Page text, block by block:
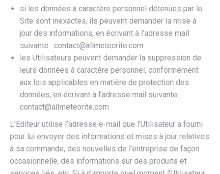
si les données à caractère personnel détenues par le
Site sont inexactes, ils peuvent demander la mise à
jour des informations, en écrivant à l’adresse mail
suivante : contact@allmeteorite.com
les Utilisateurs peuvent demander la suppression de
leurs données à caractère personnel, conformément
aux lois applicables en matière de protection des
données, en écrivant à l’adresse mail suivante :
contact@allmeteorite.com
L’Editeur utilise l’adresse e-mail que l’Utilisateur a fourni
pour lui envoyer des informations et mises à jour relatives
à sa commande, des nouvelles de l’entreprise de façon
occasionnelle, des informations sur des produits et